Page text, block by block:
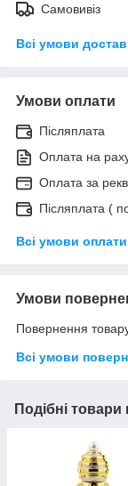
Самовивіз
Всі умови
Умови оплати
Післяплата
Оплата на
Оплата за
Післяплата (
Всі умови оплати
Умови
Повернення
Всі умови
Подібні товари